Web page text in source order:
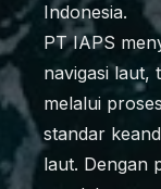
Indonesia.
PT IAPS
navigasi laut,
melalui
standar
laut. Dengan